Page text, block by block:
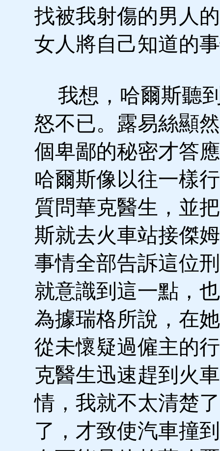
找被我射傷的男人
女人將自己知道的
我想，哈爾斯聽
怒不已。露易絲顯
個卑鄙的秘密才答
哈爾斯像以往一樣
質問華克醫生，並
斯就去火車站接傑
事情全部告訴這位
就意識到這一點，
為據瑞格所說，在
從未懷疑過僱主的
克醫生迅速趕到火
情，我就不太清楚
了，才致使汽車撞